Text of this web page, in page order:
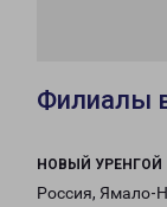
Филиалы
НОВЫЙ УРЕНГОЙ
Россия, Ямало-